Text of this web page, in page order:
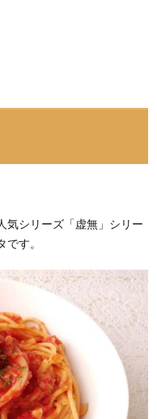
気シリーズ「虚無」シリー
す。